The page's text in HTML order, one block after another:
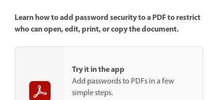
Learn how to add password security to a PDF to restrict
who can open, edit, print, or copy the document.
Try it in the app
Add passwords to PDFs in a few
simple steps.